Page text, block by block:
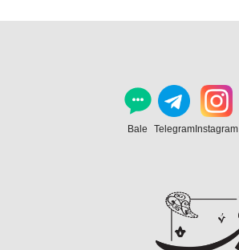
Instagram
Telegram
Bale